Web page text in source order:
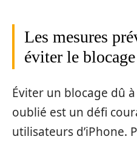
Les mesures
éviter le blocage
Éviter un blocage dû
oublié est un défi
utilisateurs d’iPhone.